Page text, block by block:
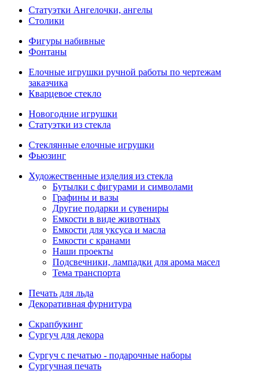
Статуэтки Ангелочки, ангелы
Столики
Фигуры набивные
Фонтаны
Елочные игрушки ручной работы по чертежам
заказчика
Кварцевое стекло
Новогодние игрушки
Статуэтки из стекла
Стеклянные елочные игрушки
Фьюзинг
Художественные изделия из стекла
Бутылки с фигурами и символами
Графины и вазы
Другие подарки и сувениры
Емкости в виде животных
Емкости для уксуса и масла
Емкости с кранами
Наши проекты
Подсвечники, лампадки для арома масел
Тема транспорта
Печать для льда
Декоративная фурнитура
Скрапбукинг
Сургуч для декора
Сургуч с печатью - подарочные наборы
Сургучная печать